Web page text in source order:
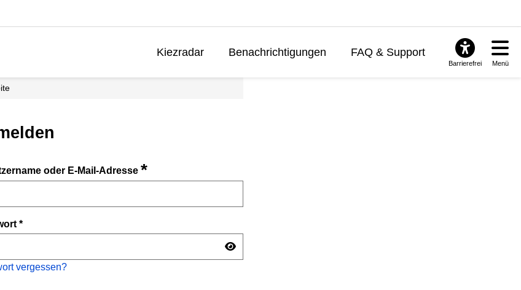
Kiezradar Benachrichtigungen FAQ & Support
Barrierefrei Menü
oder E-Mail-Adresse*
*
vergessen?